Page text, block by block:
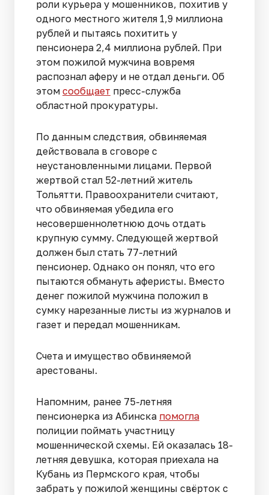
роли курьера у мошенников, похитив у
одного местного жителя 1,9 миллиона
рублей и пытаясь похитить у
пенсионера 2,4 миллиона рублей. При
этом пожилой мужчина вовремя
распознал аферу и не отдал деньги. Об
этом сообщает пресс-служба
областной прокуратуры.
По данным следствия, обвиняемая
действовала в сговоре с
неустановленными лицами. Первой
жертвой стал 52-летний житель
Тольятти. Правоохранители считают,
что обвиняемая убедила его
несовершеннолетнюю дочь отдать
крупную сумму. Следующей жертвой
должен был стать 77-летний
пенсионер. Однако он понял, что его
пытаются обмануть аферисты. Вместо
денег пожилой мужчина положил в
сумку нарезанные листы из журналов и
газет и передал мошенникам.
Счета и имущество обвиняемой
арестованы.
Напомним, ранее 75-летняя
пенсионерка из Абинска помогла
полиции поймать участницу
мошеннической схемы. Ей оказалась 18-
летняя девушка, которая приехала на
Кубань из Пермского края, чтобы
забрать у пожилой женщины свёрток с